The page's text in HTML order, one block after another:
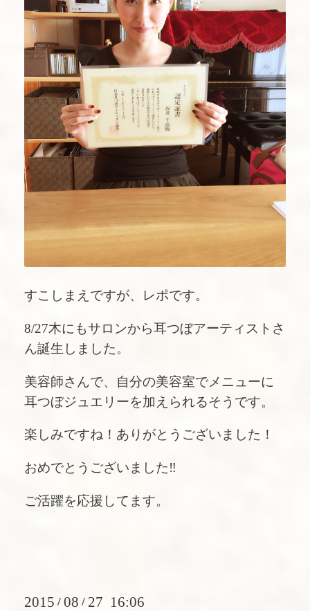
すこしまえですが、レポです。
8/27木にもサロンから耳つぼアーティストさ
ん誕生しました。
美容師さんで、自分の美容室でメニューに
耳つぼジュエリーを加えられるそうです。
楽しみですね！ありがとうございました！
おめでとうございました‼︎
ご活躍を応援してます。
2015 / 08 / 27 16:06